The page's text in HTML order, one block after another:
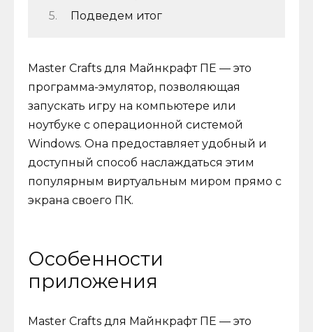
Подведем итог
Master Crafts для Майнкрафт ПЕ — это
программа-эмулятор, позволяющая
запускать игру на компьютере или
ноутбуке с операционной системой
Windows. Она предоставляет удобный и
доступный способ наслаждаться этим
популярным виртуальным миром прямо с
экрана своего ПК.
Особенности
приложения
Master Crafts для Майнкрафт ПЕ — это